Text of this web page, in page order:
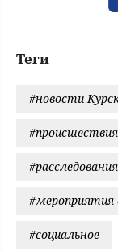
Теги
#новости
#расследования
#мероприятия
#социальное